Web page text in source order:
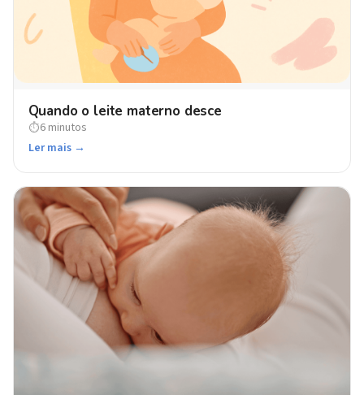
Quando o leite materno desce
⏱6 minutos
Ler mais →